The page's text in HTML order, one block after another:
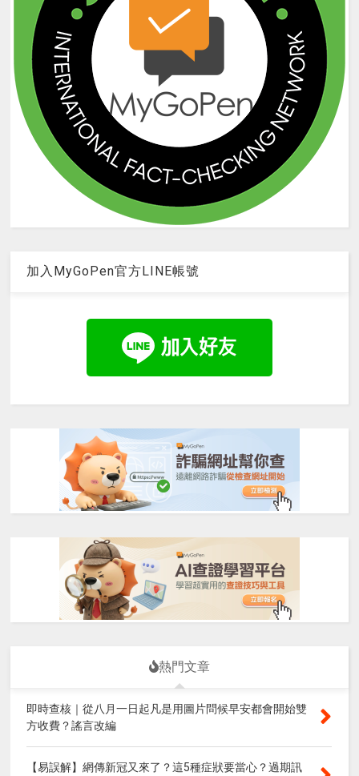
加入MyGoPen官方LINE帳號
熱門文章
即時查核｜從八月一日起凡是用圖片問候早安都會開始雙
方收費？謠言改編
【易誤解】網傳新冠又來了？這5種症狀要當心？過期訊